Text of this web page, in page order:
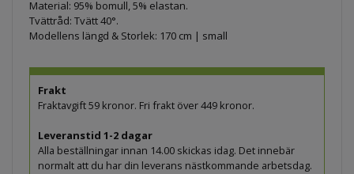
Material: 95% bomull, 5% elastan.
Tvättråd: Tvätt 40°.
Modellens längd & Storlek: 170 cm | small
Frakt
Fraktavgift 59 kronor. Fri frakt över 449 kronor.
Leveranstid 1-2 dagar
Alla beställningar innan 14.00 skickas idag. Det innebär
normalt att du har din leverans nästkommande arbetsdag.